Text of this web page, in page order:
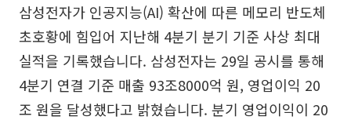
삼성전자가 인공지능(AI) 확산에 따른 메모리 반도체
초호황에 힘입어 지난해 4분기 분기 기준 사상 최대
실적을 기록했습니다. 삼성전자는 29일 공시를 통해
4분기 연결 기준 매출 93조8000억 원, 영업이익 20
조 원을 달성했다고 밝혔습니다. 분기 영업이익이 20